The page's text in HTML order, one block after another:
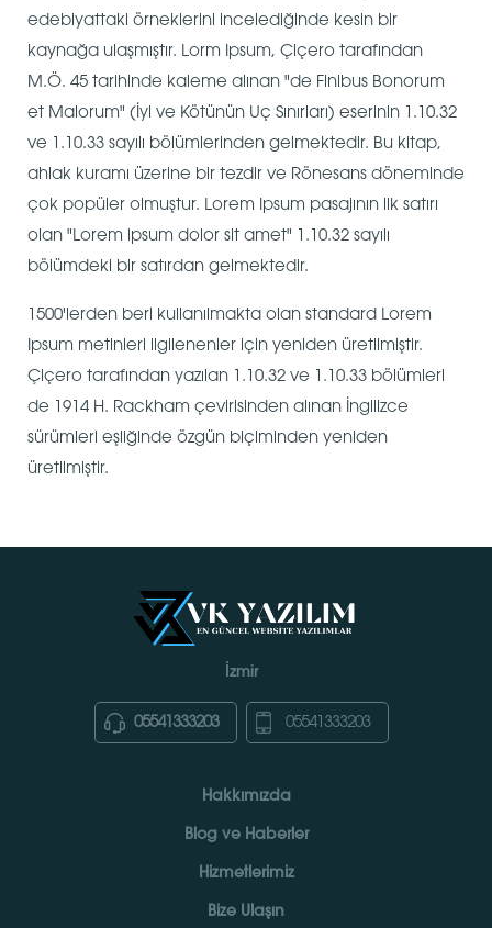
edebiyattaki örneklerini incelediğinde kesin bir
kaynağa ulaşmıştır. Lorm Ipsum, Çiçero tarafından
M.Ö. 45 tarihinde kaleme alınan "de Finibus Bonorum
et Malorum" (İyi ve Kötünün Uç Sınırları) eserinin 1.10.32
ve 1.10.33 sayılı bölümlerinden gelmektedir. Bu kitap,
ahlak kuramı üzerine bir tezdir ve Rönesans döneminde
çok popüler olmuştur. Lorem Ipsum pasajının ilk satırı
olan "Lorem ipsum dolor sit amet" 1.10.32 sayılı
bölümdeki bir satırdan gelmektedir.
1500'lerden beri kullanılmakta olan standard Lorem
Ipsum metinleri ilgilenenler için yeniden üretilmiştir.
Çiçero tarafından yazılan 1.10.32 ve 1.10.33 bölümleri
de 1914 H. Rackham çevirisinden alınan İngilizce
sürümleri eşliğinde özgün biçiminden yeniden
üretilmiştir.
İzmir
05541333203 05541333203
Hakkımızda
Blog ve Haberler
Hizmetlerimiz
Bize Ulaşın